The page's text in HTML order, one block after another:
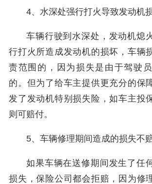
4、水深处强行打火导致发动机
车辆行驶到水深处，发动机熄
行打火所造成发动机的损坏，车辆
责范围的，因为损失是由于驾驶
的。但为了给车主提供更充分的保
发了发动机特别损失险，如车主投
则可赔付。
5、车辆修理期间造成的损失不
如果车辆在送修期间发生了任
损失，保险公司都会拒赔，因为修